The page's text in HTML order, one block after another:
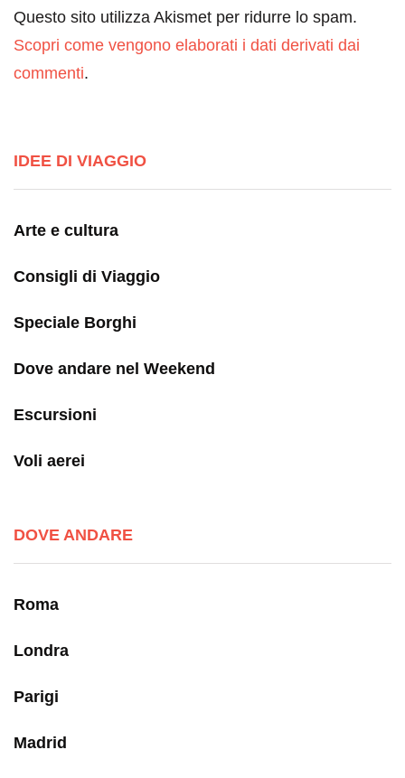
Questo sito utilizza Akismet per ridurre lo spam.
Scopri come vengono elaborati i dati derivati dai
commenti.
IDEE DI VIAGGIO
Arte e cultura
Consigli di Viaggio
Speciale Borghi
Dove andare nel Weekend
Escursioni
Voli aerei
DOVE ANDARE
Roma
Londra
Parigi
Madrid